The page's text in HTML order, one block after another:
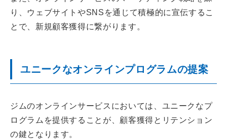
り、ウェブサイトやSNSを通じて積極的に宣伝するこ
とで、新規顧客獲得に繋がります。
ユニークなオンラインプログラムの提案
ジムのオンラインサービスにおいては、ユニークなプ
ログラムを提供することが、顧客獲得とリテンション
の鍵となります。